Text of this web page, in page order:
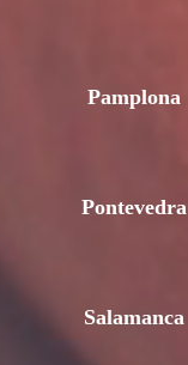
Pamplona
Pontevedra
Salamanca